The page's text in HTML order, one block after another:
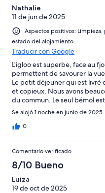
Nathalie
11 de jun de 2025
Aspectos positivos: Limpieza,
estado del alojamiento
Traducir con Google
L'igloo est superbe, face au
permettent de savourer la
Le petit déjeuner qui est livré
et copieux. Nous avons
du commun. Le seul bémol
n'est pas conforme puisqu'il
mentionner que ce sont des
pareil pour les toilettes, ce
n'aiment pas camper!)
Se alojó 1 noche en junio de 2025
0
Comentario verificado
8/10 Bueno
Luiza
19 de oct de 2025